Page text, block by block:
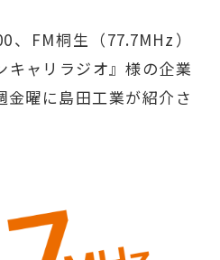
、FM桐生（77.7MHz）
キャリラジオ』様の企業
金曜に島田工業が紹介さ